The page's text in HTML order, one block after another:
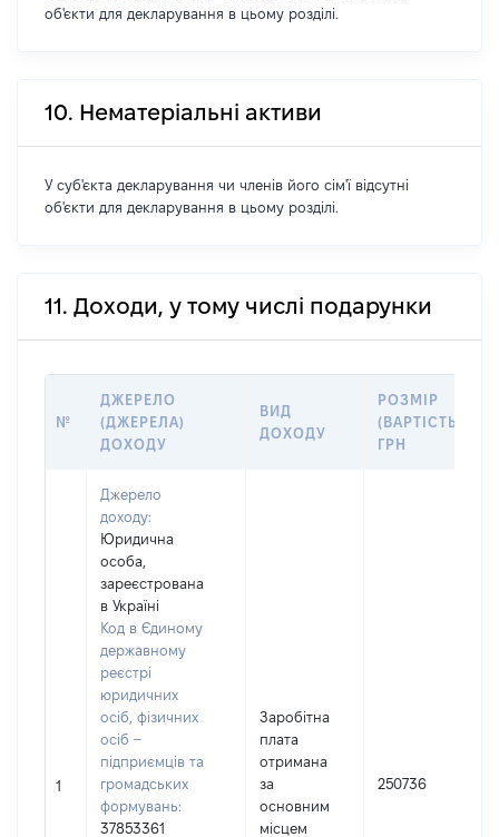
об'єкти для декларування в цьому розділі.
10. Нематеріальні активи
У суб'єкта декларування чи членів його сім'ї відсутні
об'єкти для декларування в цьому розділі.
11. Доходи, у тому числі подарунки
№
ДЖЕРЕЛО
(ДЖЕРЕЛА)
ДОХОДУ
ВИД
ДОХОДУ
РОЗМІР
(ВАРТІСТЬ),
ГРН
1
Джерело
доходу:
Юридична
особа,
зареєстрована
в Україні
Код в Єдиному
державному
реєстрі
юридичних
осіб, фізичних
осіб –
підприємців та
громадських
формувань:
37853361
Заробітна
плата
отримана
за
основним
місцем
250736